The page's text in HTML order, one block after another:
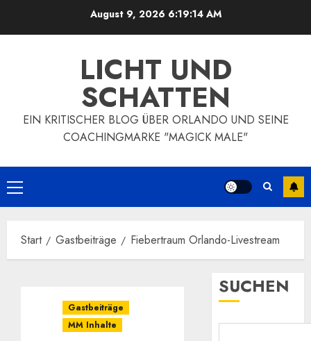
August 9, 2026 6:19:15 AM
LICHT UND
SCHATTEN
EIN KRITISCHER BLOG ÜBER ORLANDO UND SEINE
COACHINGMARKE "MAGICK MALE"
Primäres
Menü
Start Gastbeiträge Fiebertraum Orlando-Livestream
Gastbeiträge
MM Inhalte
SUCHEN